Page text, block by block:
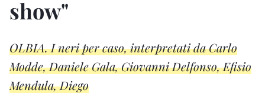
show"
OLBIA. I neri per caso, interpretati da Carlo
Modde, Daniele Gala, Giovanni Delfonso, Efisio
Mendula, Diego